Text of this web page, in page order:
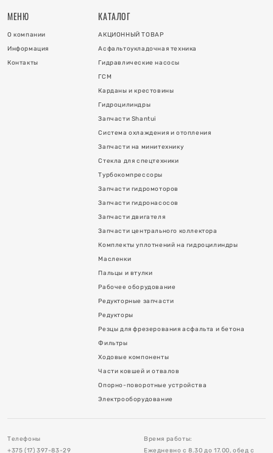
МЕНЮ
О компании
Информация
Контакты
КАТАЛОГ
АКЦИОННЫЙ ТОВАР
Асфальтоукладочная техника
Гидравлические насосы
ГСМ
Карданы и крестовины
Гидроцилиндры
Запчасти Shantui
Система охлаждения и отопления
Запчасти на минитехнику
Стекла для спецтехники
Турбокомпрессоры
Запчасти гидромоторов
Запчасти гидронасосов
Запчасти двигателя
Запчасти центрального коллектора
Комплекты уплотнений на гидроцилиндры
Масленки
Пальцы и втулки
Рабочее оборудование
Редукторные запчасти
Редукторы
Резцы для фрезерования асфальта и бетона
Фильтры
Ходовые компоненты
Части ковшей и отвалов
Опорно-поворотные устройства
Электрооборудование
Телефоны
+375 (17) 397-83-29
Время работы:
Ежедневно с 8.30 до 17.00, обед с